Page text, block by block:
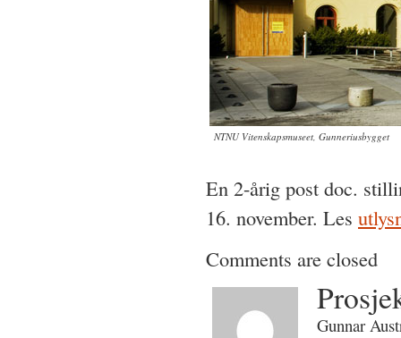
NTNU Vitenskapsmuseet, Gunneriusbygget
En 2-årig post doc.
16. november. Les
Comments are closed
Gunnar